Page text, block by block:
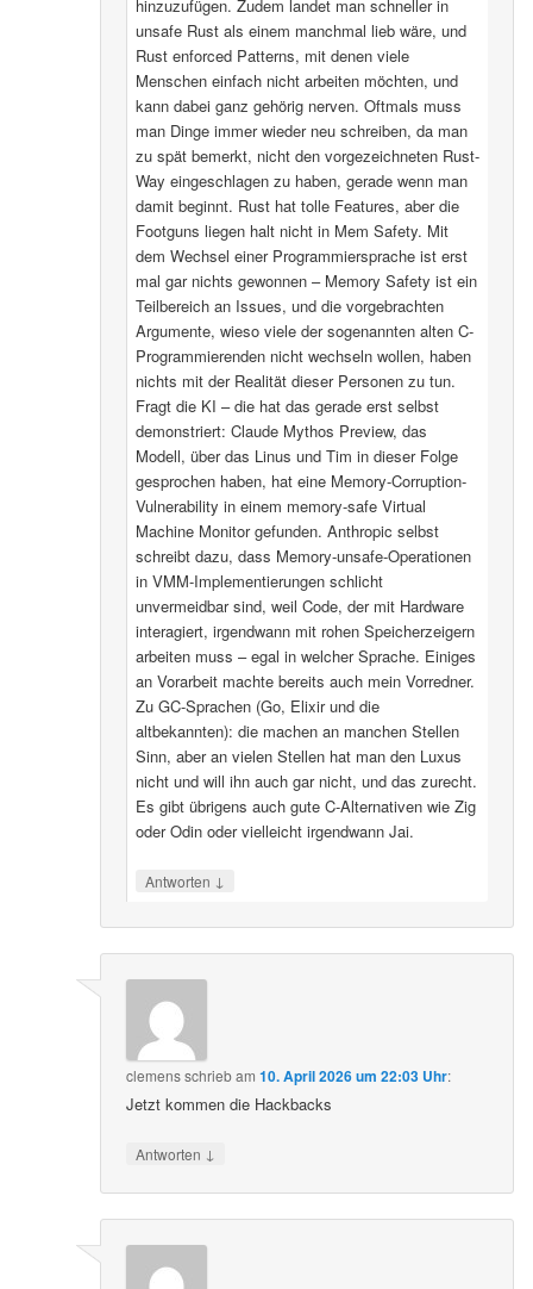
hinzuzufügen. Zudem landet man schneller in
unsafe Rust als einem manchmal lieb wäre, und
Rust enforced Patterns, mit denen viele
Menschen einfach nicht arbeiten möchten, und
kann dabei ganz gehörig nerven. Oftmals muss
man Dinge immer wieder neu schreiben, da man
zu spät bemerkt, nicht den vorgezeichneten Rust-
Way eingeschlagen zu haben, gerade wenn man
damit beginnt. Rust hat tolle Features, aber die
Footguns liegen halt nicht in Mem Safety. Mit
dem Wechsel einer Programmiersprache ist erst
mal gar nichts gewonnen – Memory Safety ist ein
Teilbereich an Issues, und die vorgebrachten
Argumente, wieso viele der sogenannten alten C-
Programmierenden nicht wechseln wollen, haben
nichts mit der Realität dieser Personen zu tun.
Fragt die KI – die hat das gerade erst selbst
demonstriert: Claude Mythos Preview, das
Modell, über das Linus und Tim in dieser Folge
gesprochen haben, hat eine Memory-Corruption-
Vulnerability in einem memory-safe Virtual
Machine Monitor gefunden. Anthropic selbst
schreibt dazu, dass Memory-unsafe-Operationen
in VMM-Implementierungen schlicht
unvermeidbar sind, weil Code, der mit Hardware
interagiert, irgendwann mit rohen Speicherzeigern
arbeiten muss – egal in welcher Sprache. Einiges
an Vorarbeit machte bereits auch mein Vorredner.
Zu GC-Sprachen (Go, Elixir und die
altbekannten): die machen an manchen Stellen
Sinn, aber an vielen Stellen hat man den Luxus
nicht und will ihn auch gar nicht, und das zurecht.
Es gibt übrigens auch gute C-Alternativen wie Zig
oder Odin oder vielleicht irgendwann Jai.
Antworten ↓
clemensschriebam10. April 2026 um 22:03 Uhr:
Jetzt kommen die Hackbacks
Antworten ↓